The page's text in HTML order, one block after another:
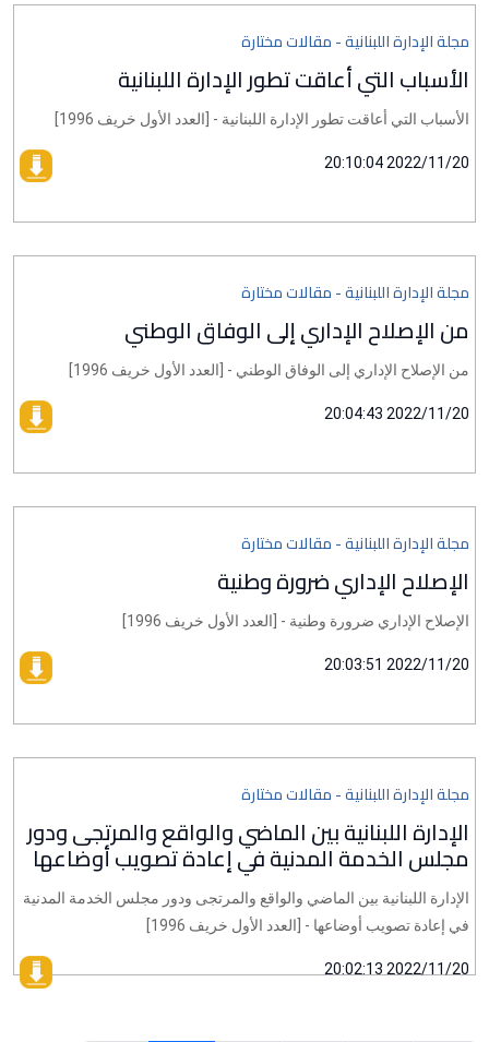
مجلة الإدارة اللبنانية - مقالات مختارة
الأسباب التي أعاقت تطور الإدارة اللبنانية
الأسباب التي أعاقت تطور الإدارة اللبنانية - [العدد الأول خريف 1996]
2022/11/20 20:10:04
مجلة الإدارة اللبنانية - مقالات مختارة
من الإصلاح الإداري إلى الوفاق الوطني
من الإصلاح الإداري إلى الوفاق الوطني - [العدد الأول خريف 1996]
2022/11/20 20:04:43
مجلة الإدارة اللبنانية - مقالات مختارة
الإصلاح الإداري ضرورة وطنية
الإصلاح الإداري ضرورة وطنية - [العدد الأول خريف 1996]
2022/11/20 20:03:51
مجلة الإدارة اللبنانية - مقالات مختارة
الإدارة اللبنانية بين الماضي والواقع والمرتجى ودور
مجلس الخدمة المدنية في إعادة تصويب أوضاعها
الإدارة اللبنانية بين الماضي والواقع والمرتجى ودور مجلس الخدمة المدنية
في إعادة تصويب أوضاعها - [العدد الأول خريف 1996]
2022/11/20 20:02:13